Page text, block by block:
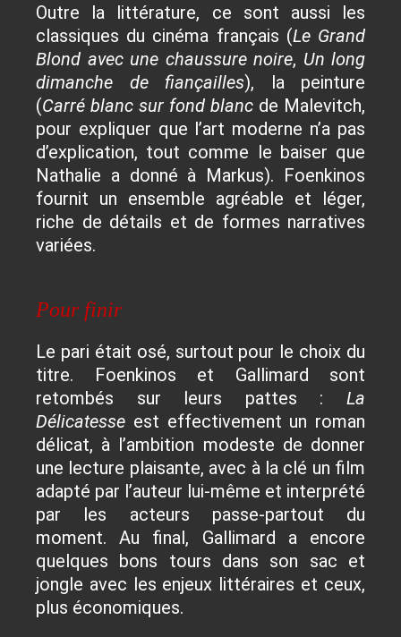
Outre la littérature, ce sont aussi les
classiques du cinéma français (Le Grand
Blond avec une chaussure noire, Un long
dimanche de fiançailles), la peinture
(Carré blanc sur fond blanc de Malevitch,
pour expliquer que l’art moderne n’a pas
d’explication, tout comme le baiser que
Nathalie a donné à Markus). Foenkinos
fournit un ensemble agréable et léger,
riche de détails et de formes narratives
variées.
Pour finir
Le pari était osé, surtout pour le choix du
titre. Foenkinos et Gallimard sont
retombés sur leurs pattes : La
Délicatesse est effectivement un roman
délicat, à l’ambition modeste de donner
une lecture plaisante, avec à la clé un film
adapté par l’auteur lui-même et interprété
par les acteurs passe-partout du
moment. Au final, Gallimard a encore
quelques bons tours dans son sac et
jongle avec les enjeux littéraires et ceux,
plus économiques.